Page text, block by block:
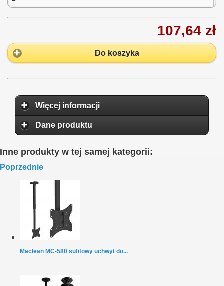
107,64 zł
Do koszyka
Więcej informacji
Dane produktu
Inne produkty w tej samej kategorii:
Poprzednie
Maclean MC-580 sufitowy uchwyt do...